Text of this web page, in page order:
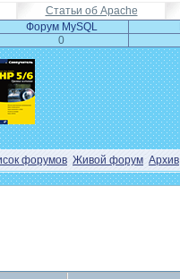
Статьи об Apache
Форум MySQL
0
форумов Живой форум Архив